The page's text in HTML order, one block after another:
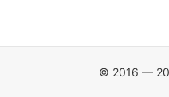
© 2016 —